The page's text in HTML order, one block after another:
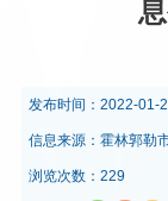
发布时间： 2022-01-
信息来源： 霍林郭勒
浏览次数：229